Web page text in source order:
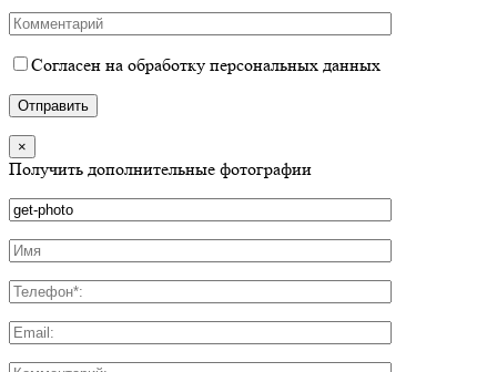
Согласен на обработку персональных данных
×
Получить дополнительные фотографии